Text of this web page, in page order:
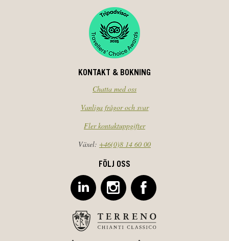
KONTAKT & BOKNING
Chatta med oss
Vanliga frågor och svar
Fler kontaktuppgifter
Växel: +46(0)8 14 60 00
FÖLJ OSS